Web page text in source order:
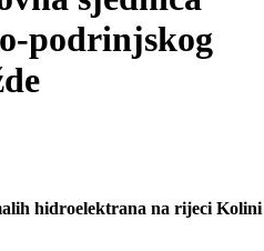
sjednica
podrinjskog